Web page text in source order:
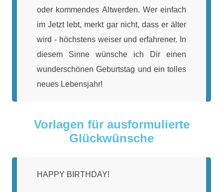
oder kommendes Altwerden. Wer einfach
im Jetzt lebt, merkt gar nicht, dass er älter
wird - höchstens weiser und erfahrener. In
diesem Sinne wünsche ich Dir einen
wunderschönen Geburtstag und ein tolles
neues Lebensjahr!
Vorlagen für ausformulierte
Glückwünsche
HAPPY BIRTHDAY!